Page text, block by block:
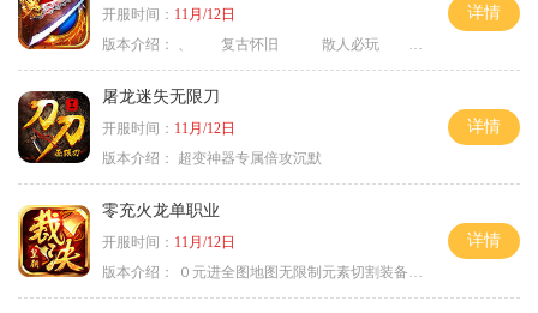
开服时间： 11月/12日
版本介绍：
、 复古怀旧 散人必玩 、
详情
屠龙迷失无限刀
开服时间： 11月/12日
版本介绍：
超变神器专属倍攻沉默
详情
零充火龙单职业
开服时间： 11月/12日
版本介绍：
０元进全图地图无限制元素切割装备鉴定
详情